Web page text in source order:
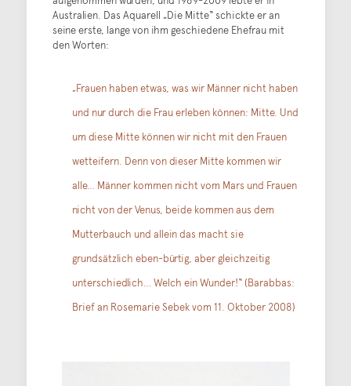
Australien. Das Aquarell „Die Mitte“ schickte er an
seine erste, lange von ihm geschiedene Ehefrau mit
den Worten:
„Frauen haben etwas, was wir Männer nicht haben
und nur durch die Frau erleben können: Mitte. Und
um diese Mitte können wir nicht mit den Frauen
wetteifern. Denn von dieser Mitte kommen wir
alle… Männer kommen nicht vom Mars und Frauen
nicht von der Venus, beide kommen aus dem
Mutterbauch und allein das macht sie
grundsätzlich eben-bürtig, aber gleichzeitig
unterschiedlich… Welch ein Wunder!“ (Barabbas:
Brief an Rosemarie Sebek vom 11. Oktober 2008)